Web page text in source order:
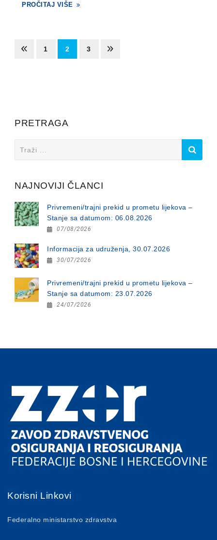
PROČITAJ VIŠE
1 2 3
PRETRAGA
for:
NAJNOVIJI ČLANCI
Privremeni/trajni prekid u prometu lijekova –
Stanje sa datumom: 06.08.2026
07/08/2026
Informacija za udruženja, 30.07.2026
30/07/2026
Privremeni/trajni prekid u prometu lijekova –
Stanje sa datumom: 23.07.2026
24/07/2026
Korisni Linkovi
Federalno ministarstvo zdravstva